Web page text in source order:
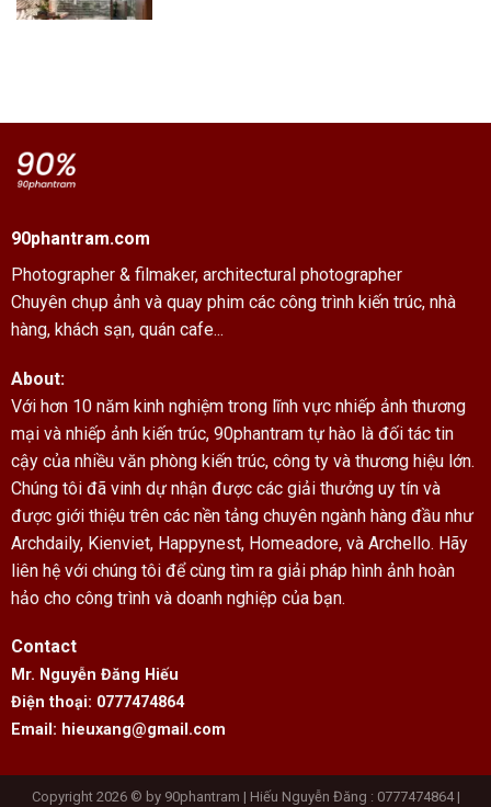
90phantram.com
Photographer & filmaker, architectural photographer
Chuyên chụp ảnh và quay phim các công trình kiến trúc, nhà
hàng, khách sạn, quán cafe...
About:
Với hơn 10 năm kinh nghiệm trong lĩnh vực nhiếp ảnh thương
mại và nhiếp ảnh kiến trúc, 90phantram tự hào là đối tác tin
cậy của nhiều văn phòng kiến trúc, công ty và thương hiệu lớn.
Chúng tôi đã vinh dự nhận được các giải thưởng uy tín và
được giới thiệu trên các nền tảng chuyên ngành hàng đầu như
Archdaily, Kienviet, Happynest, Homeadore, và Archello. Hãy
liên hệ với chúng tôi để cùng tìm ra giải pháp hình ảnh hoàn
hảo cho công trình và doanh nghiệp của bạn.
Contact
Mr. Nguyễn Đăng Hiếu
Điện thoại: 0777474864
Email: hieuxang@gmail.com
Copyright 2026 © by 90phantram | Hiếu Nguyễn Đăng : 0777474864 |